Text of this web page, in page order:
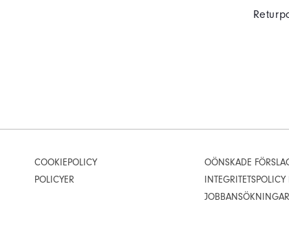
COOKIEPOLICY OÖNSKADE
POLICYER
INTEGRITETSPOLICY
JOBBANSÖKNINGAR